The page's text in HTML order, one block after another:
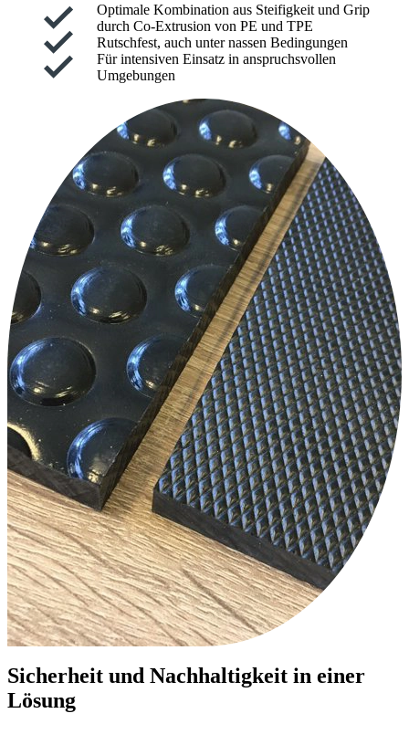
Optimale Kombination aus Steifigkeit und Grip
durch Co-Extrusion von PE und TPE
Rutschfest, auch unter nassen Bedingungen
Für intensiven Einsatz in anspruchsvollen
Umgebungen
Sicherheit und Nachhaltigkeit in einer
Lösung